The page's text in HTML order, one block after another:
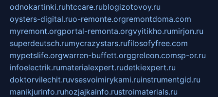
odnokartinki.ruhtccare.rublogizotovoy.ru
oysters-digital.ruo-remonte.orgremontdoma.com
myremont.orgportal-remonta.orgvyitikho.rumirjon.ru
superdeutsch.rumycrazystars.rufilosofyfree.com
mypetslife.orgwarren-buffett.orggreleon.comsp-or.ru
infoelectrik.rumaterialexpert.rudetkiexpert.ru
doktorvilechit.ruvsesvoimirykami.ruinstrumentgid.ru
manikjurinfo.ruhozjajkainfo.rustroimaterials.ru